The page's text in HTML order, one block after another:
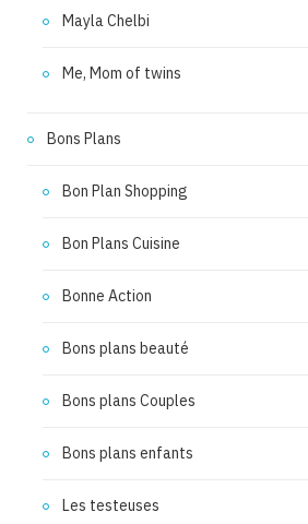
Mayla Chelbi
Me, Mom of twins
Bons Plans
Bon Plan Shopping
Bon Plans Cuisine
Bonne Action
Bons plans beauté
Bons plans Couples
Bons plans enfants
Les testeuses